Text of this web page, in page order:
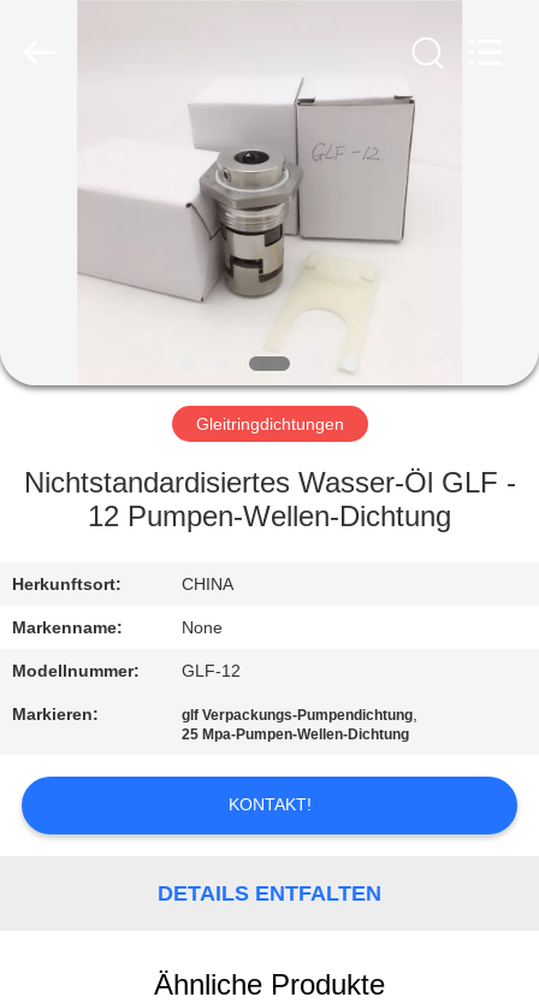
PRODUKTE
ÜBER
FABRIK-
QUALITÄTSKONTROLLE
TRETEN
SIE
MIT
UNS
VERBINDUNG
Gleitringdichtungen
Nichtstandardisiertes Wasser-Öl GLF -
12 Pumpen-Wellen-Dichtung
Herkunftsort: CHINA
Markenname: None
Modellnummer: GLF-12
Markieren: glf Verpackungs-Pumpendichtung,
25 Mpa-Pumpen-Wellen-Dichtung
KONTAKT!
DETAILS ENTFALTEN
Ähnliche Produkte